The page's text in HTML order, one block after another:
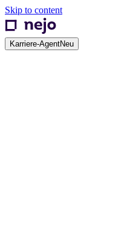
Skip to content
Karriere-AgentNeu